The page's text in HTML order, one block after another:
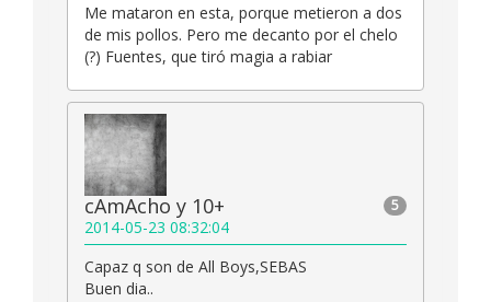
Me mataron en esta, porque metieron a dos
de mis pollos. Pero me decanto por el chelo
(?) Fuentes, que tiró magia a rabiar
5
cAmAcho y 10+
2014-05-23 08:32:04
Capaz q son de All Boys,SEBAS
Buen dia..